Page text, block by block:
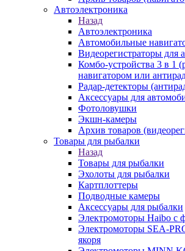
Автоэлектроника
Назад
Автоэлектроника
Автомобильные
Видеорегистраторы для
Комбо-устройства 3 в 1
навигатором или
Радар-детекторы
Аксессуары для
Фотоловушки
Экшн-камеры
Архив товаров
Товары для рыбалки
Назад
Товары для рыбалки
Эхолоты для рыбалки
Картплоттеры
Подводные камеры
Аксессуары для рыбалки
Электромоторы Haibo с
Электромоторы SEA-
якоря